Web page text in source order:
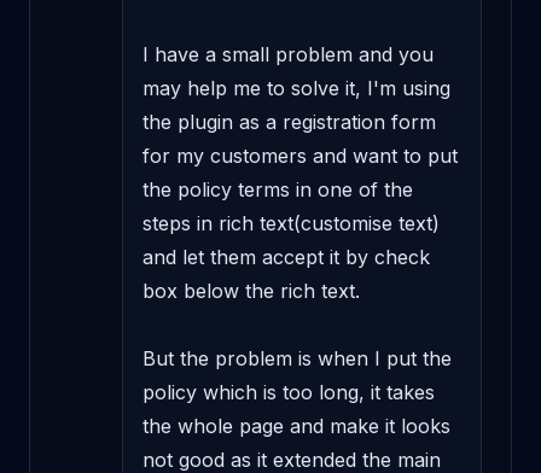
I have a small problem and you
may help me to solve it, I'm using
the plugin as a registration form
for my customers and want to put
the policy terms in one of the
steps in rich text(customise text)
and let them accept it by check
box below the rich text.
But the problem is when I put the
policy which is too long, it takes
the whole page and make it looks
not good as it extended the main